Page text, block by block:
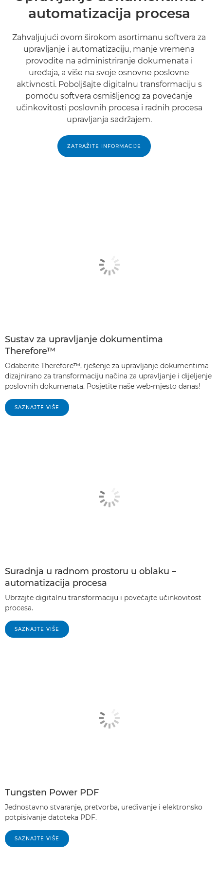
automatizacija procesa
Zahvaljujući ovom širokom asortimanu softvera za
upravljanje i automatizaciju, manje vremena
provodite na administriranje dokumenata i
uređaja, a više na svoje osnovne poslovne
aktivnosti. Poboljšajte digitalnu transformaciju s
pomoću softvera osmišljenog za povećanje
učinkovitosti poslovnih procesa i radnih procesa
upravljanja sadržajem.
ZATRAŽITE INFORMACIJE
Sustav za upravljanje dokumentima
Therefore™
Odaberite Therefore™, rješenje za upravljanje dokumentima
dizajnirano za transformaciju načina za upravljanje i dijeljenje
poslovnih dokumenata. Posjetite naše web-mjesto danas!
SAZNAJTE VIŠE
Suradnja u radnom prostoru u oblaku –
automatizacija procesa
Ubrzajte digitalnu transformaciju i povećajte učinkovitost
procesa.
SAZNAJTE VIŠE
Tungsten Power PDF
Jednostavno stvaranje, pretvorba, uređivanje i elektronsko
potpisivanje datoteka PDF.
SAZNAJTE VIŠE